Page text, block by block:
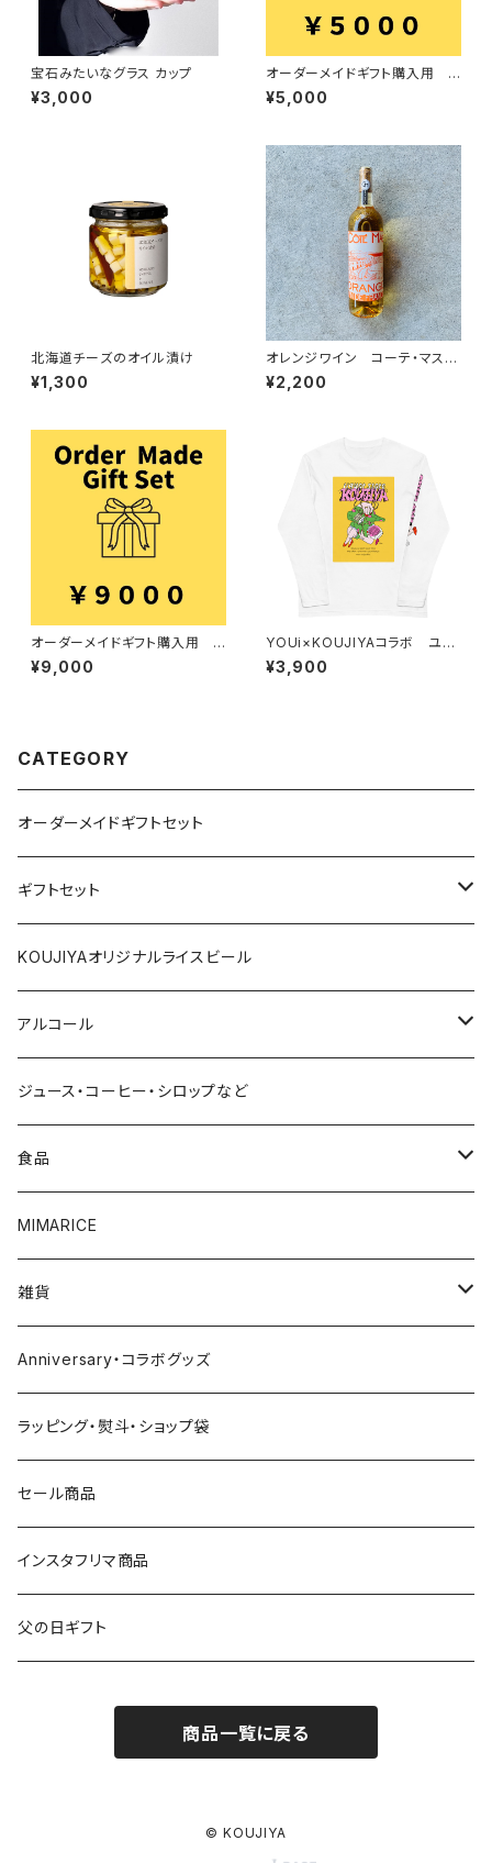
宝石みたいなグラス カップ
¥3,000
オーダーメイドギフト購入用 5
000円
¥5,000
北海道チーズのオイル漬け
¥1,300
オレンジワイン コーテ・マス
オランジュ
¥2,200
オーダーメイドギフト購入用 9
000円
¥9,000
YOUi×KOUJIYAコラボ ユニ
セックス長袖Tシャツ
¥3,900
CATEGORY
オーダーメイドギフトセット
ギフトセット
1000円～
2000円～
3000円～
4000円～
5000円～
6000円～
7000円～
8000円～
9000円～
10000円～
20000円～
KOUJIYAオリジナルライスビール
アルコール
赤ワイン
白ワイン
スパークリング
ビール
焼酎
ウイスキー
日本酒
その他
ジュース・コーヒー・シロップなど
食品
調味料
CURRYCURRY
お菓子
その他
おつまみ
MIMARICE
雑貨
お皿
グラス
食器
マグカップ
オリジナルバッグ
Anniversary・コラボグッズ
ラッピング・熨斗・ショップ袋
セール商品
インスタフリマ商品
父の日ギフト
商品一覧に戻る
© KOUJIYA